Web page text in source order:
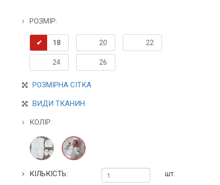
РОЗМІР:
18 20 22
24 26
РОЗМІРНА СІТКА
ВИДИ ТКАНИН
КОЛІР:
КІЛЬКІСТЬ: шт.